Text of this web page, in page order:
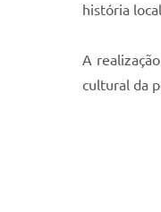
história
A
cultural da